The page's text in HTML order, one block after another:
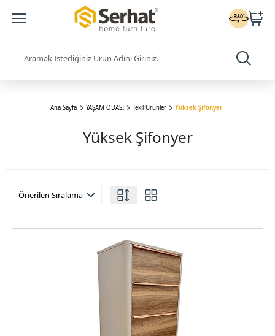
Ana Sayfa YAŞAM ODASI Tekil Ürünler Yüksek Şifonyer
Yüksek Şifonyer
Önerilen Sıralama